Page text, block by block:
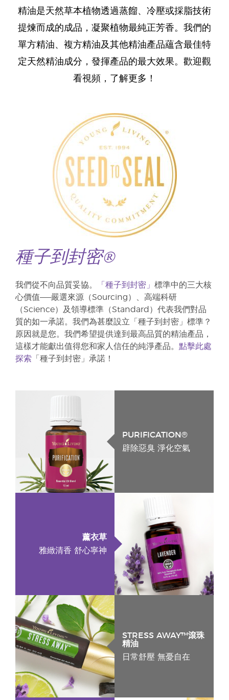
精油是天然草本植物透過蒸餾、冷壓或採脂技術
提煉而成的成品，凝聚植物最純正芳香。我們的
單方精油、複方精油及其他精油產品蘊含最佳特
定天然精油成分，發揮產品的最大效果。歡迎觀
看視頻，了解更多！
種子到封密®
我們從不向品質妥協。 「種子到封密」 標準中的三大核
心價值——嚴選來源（Sourcing）、高端科研
（Science）及領導標準（Standard）代表我們對品
質的如一承諾。我們為甚麼設立「種子到封密」標準？
原因就是您。我們希望提供達到最高品質的精油產品，
這樣才能獻出值得您和家人信任的純淨產品。 點擊此處
探索 「種子到封密」承諾！
PURIFICATION®
辟除惡臭 淨化空氣
薰衣草
雅緻清香 舒心寧神
STRESS AWAY™滾珠
精油
日常舒壓 無憂自在